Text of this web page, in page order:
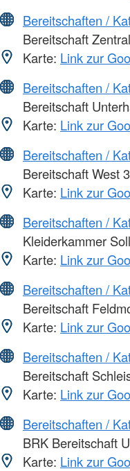
Bereitschaften /
Bereitschaft
Karte: Link zur
Bereitschaften /
Bereitschaft
Karte: Link zur
Bereitschaften /
Bereitschaft West
Karte: Link zur
Bereitschaften /
Kleiderkammer
Karte: Link zur
Bereitschaften /
Bereitschaft
Karte: Link zur
Bereitschaften /
Bereitschaft
Karte: Link zur
Bereitschaften /
BRK Bereitschaft
Karte: Link zur